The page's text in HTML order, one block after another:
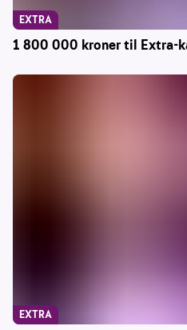
1 800 000 kroner til Extra-
EXTRA
EXTRA